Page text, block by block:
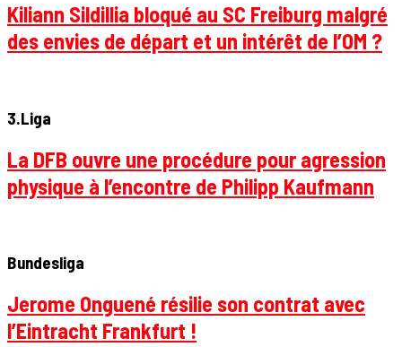
Kiliann Sildillia bloqué au SC Freiburg malgré
des envies de départ et un intérêt de l’OM ?
3.Liga
La DFB ouvre une procédure pour agression
physique à l’encontre de Philipp Kaufmann
Bundesliga
Jerome Onguené résilie son contrat avec
l’Eintracht Frankfurt !